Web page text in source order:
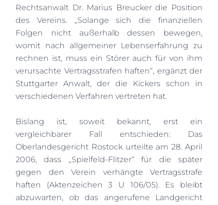
Rechtsanwalt Dr. Marius Breucker die Position
des Vereins. „Solange sich die finanziellen
Folgen nicht außerhalb dessen bewegen,
womit nach allgemeiner Lebenserfahrung zu
rechnen ist, muss ein Störer auch für von ihm
verursachte Vertragsstrafen haften“, ergänzt der
Stuttgarter Anwalt, der die Kickers schon in
verschiedenen Verfahren vertreten hat.
Bislang ist, soweit bekannt, erst ein
vergleichbarer Fall entschieden: Das
Oberlandesgericht Rostock urteilte am 28. April
2006, dass „Spielfeld-Flitzer“ für die später
gegen den Verein verhängte Vertragsstrafe
haften (Aktenzeichen 3 U 106/05). Es bleibt
abzuwarten, ob das angerufene Landgericht